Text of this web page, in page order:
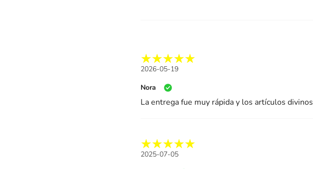
2026-05-19
Nora
La entrega fue muy rápida y los artículos divinos
2025-07-05